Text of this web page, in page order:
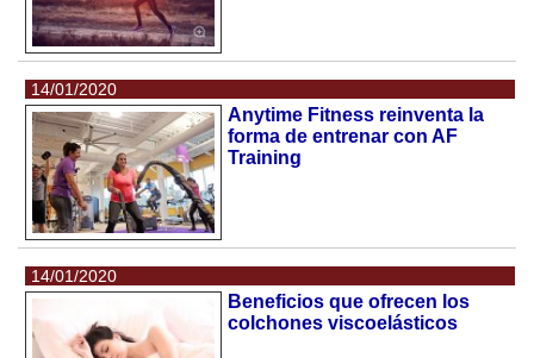
14/01/2020
Anytime Fitness reinventa la
forma de entrenar con AF
Training
14/01/2020
Beneficios que ofrecen los
colchones viscoelásticos